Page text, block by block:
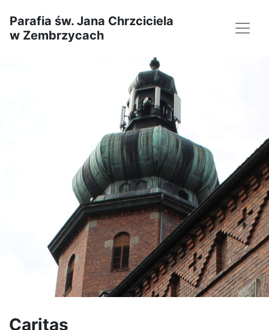
Parafia św. Jana Chrzciciela
w Zembrzycach
Caritas